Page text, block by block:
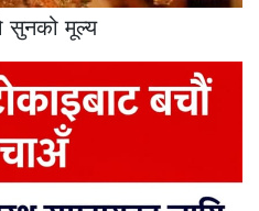
सुनको मूल्य